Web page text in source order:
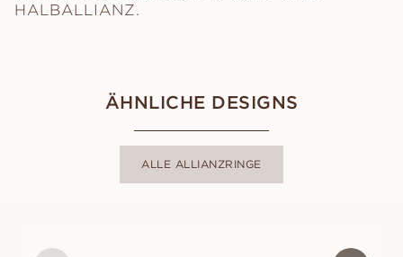
HALBALLIANZ.
ÄHNLICHE DESIGNS
ALLE ALLIANZRINGE